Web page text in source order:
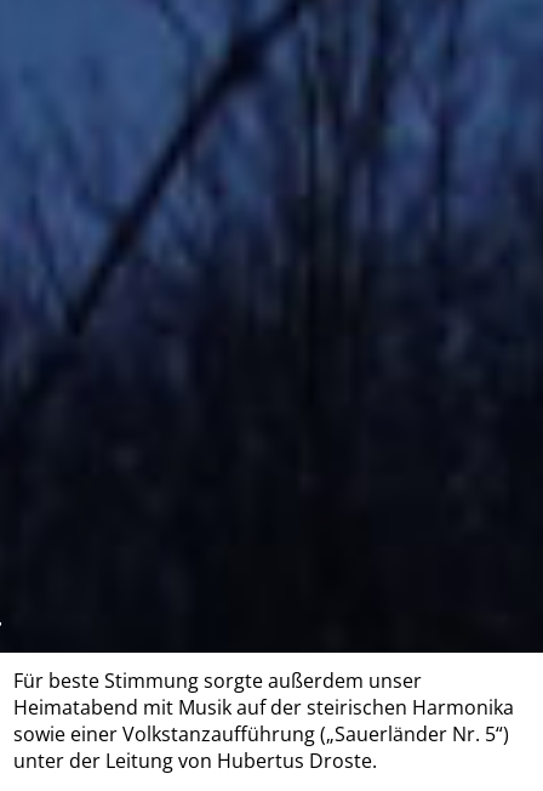
Für den Ski-Club Wilzenberg ging es zum 26. Mal zur
Skifreizeit an den Kronplatz – und auch in diesem Jahr
war es wieder eine rundum gelungene Woche. Vom 28.
März bis zum 3. April 2026 waren wir mit 60
Teilnehmerinnen und Teilnehmern im Alter von 5 bis 72
Jahren in der Hurtmühle bei Familie Kammerer zu Gast.
Das Wetter zeigte sich von seiner besten Seite, und
auch die Schneeverhältnisse waren top – perfekte
Bedingungen also für viele großartige Skitage und jede
Menge Spaß auf der Piste.
Wie immer wurden wir in der Hurtmühle bestens
Für beste Stimmung sorgte außerdem unser
Heimatabend mit Musik auf der steirischen Harmonika
sowie einer Volkstanzaufführung („Sauerländer Nr. 5“)
unter der Leitung von Hubertus Droste.